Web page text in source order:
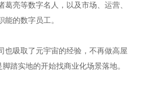
葛亮等数字名人，以及市场、运营、
能的数字员工。
也吸取了元宇宙的经验，不再做高屋
脚踏实地的开始找商业化场景落地。